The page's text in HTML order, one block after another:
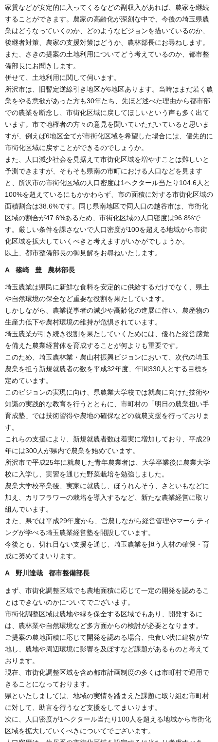
家賃などが安定的に入ってくるなどの副収入があれば、農家を継続
することができます。農家の高齢化が深刻な中で、今後の埼玉県農
業はどうなっていくのか、どのようなビジョンを描いているのか、
後継者対策、農家の支援対策はどうか、農林部長にお尋ねします。
また、さきの提案の土地利用についてどう考えているのか、都市整
備部長にお聞きします。
併せて、土地利用に関して伺います。
所沢市は、旧暫定逆線引き地区が6地区あります。当時はまだ若く農
業をやる意欲があった方も30年たち、先ほど述べた理由から都市部
での農業を断念し、市街化区域に戻してほしいという声も多く出て
います。市で地権者の方々の意見を聞いていただいていると思いま
すが、例えば6地区全てが市街化区域を希望した場合には、優先的に
市街化区域に戻すことができるのでしょうか。
また、人口減少社会を見据えて市街化区域を増やすことは難しいと
予測できますが、そもそも県南の市町における人口などを見ます
と、所沢市の市街化区域の人口密度は1ヘクタール当たり104.6人と
100%を超えているにもかかわらず、市の面積に対する市街化区域の
面積割合は38.6%です。同じ県南地区で同人口の越谷市は、市街化
区域の割合が47.6%あるため、市街化区域の人口密度は96.8%で
す。厳しい条件を課さないで人口密度が100を超える地域から市街
化区域を拡大していくべきと考えますがいかがでしょうか。
以上、都市整備部長の御見解をお尋ねいたします。
A 篠崎 豊 農林部長
埼玉農業は県民に新鮮な食料を安定的に供給するだけでなく、県土
や自然環境の保全など重要な役割を果たしています。
しかしながら、農業従事者の減少や高齢化の進展に伴い、農産物の
生産力低下や農村環境の維持が危惧されています。
埼玉農業が引き続き役割を果たしていくためには、優れた経営感覚
を備えた農業経営体を育成することが何よりも重要です。
このため、埼玉農林業・農山村振興ビジョンにおいて、次代の埼玉
農業を担う新規就農者の数を平成32年度、年間330人とする目標を
定めています。
このビジョンの実現に向け、県農業大学校では就農に向けた技術や
知識の実践的な教育を行うとともに、市町村の「明日の農業担い手
育成塾」では技術習得や農地の確保などの就農支援を行っておりま
す。
これらの支援により、新規就農者数は着実に増加しており、平成29
年には300人が県内で農業を始めています。
所沢市で平成25年に就農した青年農業者は、大学卒業後に農業大学
校に入学し、実習を通じた野菜栽培を勉強しました。
農業大学校卒業後、実家に就農し、ほうれんそう、さといもなどに
加え、カリフラワーの栽培を導入するなど、新たな農業経営に取り
組んでいます。
また、県では平成29年度から、営農しながら経営管理やマーケティ
ングが学べる埼玉農業経営塾を開設しています。
今後とも、切れ目ない支援を通じ、埼玉農業を担う人材の確保・育
成に努めてまいります。
A 野川達哉 都市整備部長
まず、市街化調整区域でも農地面積に応じて一定の開発を認めるこ
とはできないのかについてでございます。
市街化調整区域は農地や緑を保全する区域でもあり、開発するに
は、農林業や自然環境など多方面からの検討が必要となります。
ご提案の農地面積に応じて開発を認める場合、虫食い状に建物が立
地し、農地や周辺環境に影響を及ぼすなど課題があるものと考えて
おります。
現在、市街化調整区域を含め都市計画制度の多くは市町村で運用で
きることになっております。
県といたしましては、地域の実情を踏まえた課題に取り組む市町村
に対して、助言を行うなど支援をしてまいります。
次に、人口密度が1ヘクタール当たり100人を超える地域から市街化
区域を拡大していくべきについてでございます。